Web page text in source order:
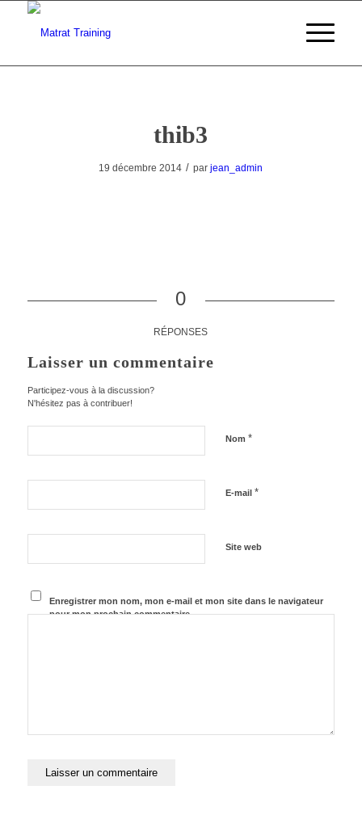
thib3
19 décembre 2014 / parjean_admin
0
RÉPONSES
Laisser un commentaire
Participez-vous à la discussion?
N'hésitez pas à contribuer!
Nom *
E-mail *
Site web
Enregistrer mon nom, mon e-mail et mon site dans le navigateur
pour mon prochain commentaire.